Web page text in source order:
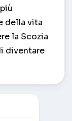
della vita
la Scozia
diventare